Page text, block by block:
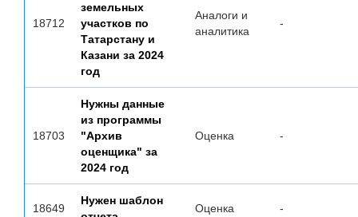
18712
земельных
участков по
Татарстану и
Казани за 2024
год
Аналоги и
аналитика
-
18703
Нужны данные
из программы
"Архив
оценщика" за
2024 год
Оценка -
18649
Нужен шаблон
Оценка -